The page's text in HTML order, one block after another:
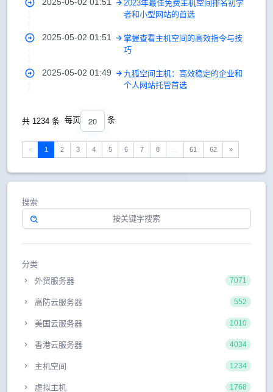
2023年最佳免费主机空间排名初学
者和小型网站的首选
2025-05-02 01:51
掌握查看主机空间的高效指令与技
巧
2025-05-02 01:49
九狐空间主机：高效稳定的企业和
个人网站托管首选
共 1234 条 每页 20 条
« 1 2 3 4 5 6 7 8 61 62 »
搜索
分类
外贸服务器
7071
高防云服务器 552
美国云服务器 1010
香港云服务器 4034
主机空间 1234
虚拟主机 1768